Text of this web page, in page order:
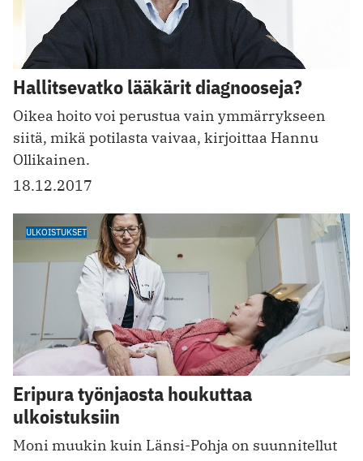
Hallitsevatko lääkärit diagnooseja?
Oikea hoito voi perustua vain ymmärrykseen
siitä, mikä potilasta vaivaa, kirjoittaa Hannu
Ollikainen.
18.12.2017
ULKOISTUKSET
Eripura työnjaosta houkuttaa
ulkoistuksiin
Moni muukin kuin Länsi-Pohja on suunnitellut